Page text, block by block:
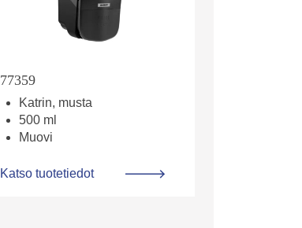
77359
Katrin, musta
500 ml
Muovi
Katso tuotetiedot